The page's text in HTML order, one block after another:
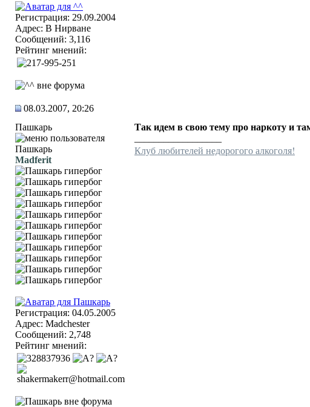
Регистрация: 29.09.2004
Адрес: В Нирване
Сообщений: 3,116
Рейтинг мнений:
08.03.2007, 20:26
Пашкарь
Madferit
Регистрация: 04.05.2005
Адрес: Madchester
Сообщений: 2,748
Рейтинг мнений:
Так идем в свою тему про наркоту и
Клуб любителей недорогого алкоголя!